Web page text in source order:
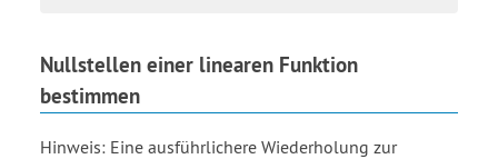
Nullstellen einer linearen Funktion
bestimmen
Hinweis: Eine ausführlichere Wiederholung zur